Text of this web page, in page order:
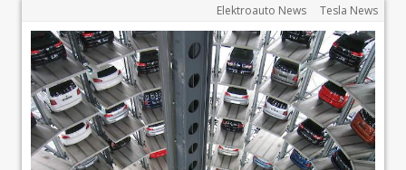
Elektroauto News Tesla News